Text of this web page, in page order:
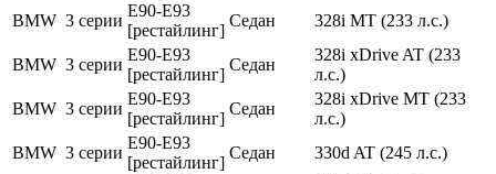
BMW 3 серии
E90-E93
[рестайлинг]
Седан 328i MT (233 л.с.)
BMW 3 серии
E90-E93
[рестайлинг]
Седан
328i xDrive AT (233
л.с.)
BMW 3 серии
E90-E93
[рестайлинг]
Седан
328i xDrive MT (233
л.с.)
BMW 3 серии
E90-E93
[рестайлинг]
Седан 330d AT (245 л.с.)